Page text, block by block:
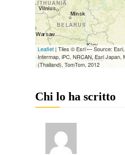
Chi lo ha scritto